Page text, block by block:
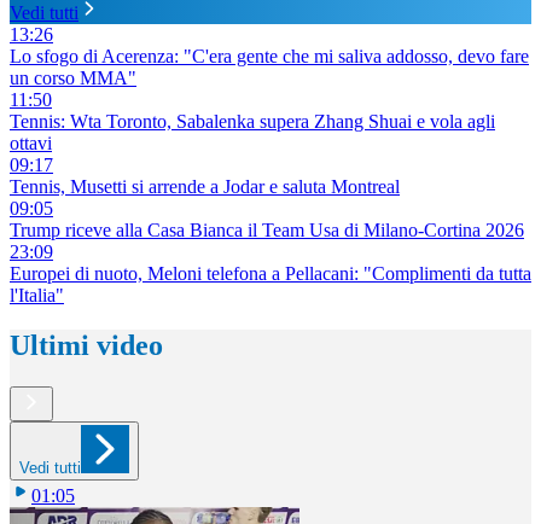
Vedi tutti
13:26
Lo sfogo di Acerenza: "C'era gente che mi saliva addosso, devo fare
un corso MMA"
11:50
Tennis: Wta Toronto, Sabalenka supera Zhang Shuai e vola agli
ottavi
09:17
Tennis, Musetti si arrende a Jodar e saluta Montreal
09:05
Trump riceve alla Casa Bianca il Team Usa di Milano-Cortina 2026
23:09
Europei di nuoto, Meloni telefona a Pellacani: "Complimenti da tutta
l'Italia"
Ultimi video
Vedi tutti
01:05